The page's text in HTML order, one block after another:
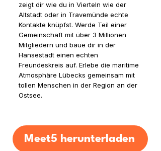
zeigt dir wie du in Vierteln wie der
Altstadt oder in Travemünde echte
Kontakte knüpfst. Werde Teil einer
Gemeinschaft mit über 3 Millionen
Mitgliedern und baue dir in der
Hansestadt einen echten
Freundeskreis auf. Erlebe die maritime
Atmosphäre Lübecks gemeinsam mit
tollen Menschen in der Region an der
Ostsee.
Meet5 herunterladen